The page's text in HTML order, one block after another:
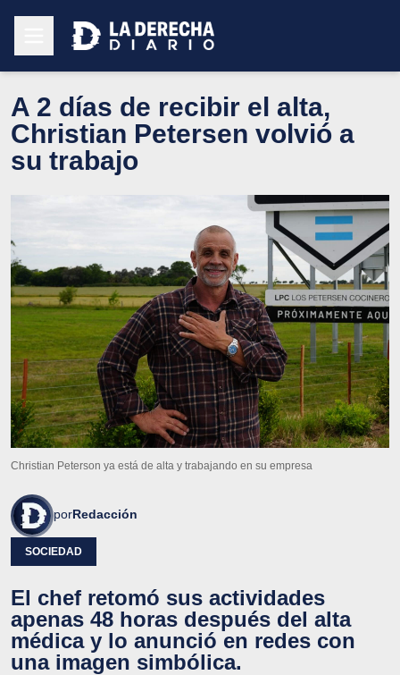
A 2 días de recibir el alta,
Christian Petersen volvió a
su trabajo
Christian Peterson ya está de alta y trabajando en su empresa
porRedacción
SOCIEDAD
El chef retomó sus actividades
apenas 48 horas después del alta
médica y lo anunció en redes con
una imagen simbólica.